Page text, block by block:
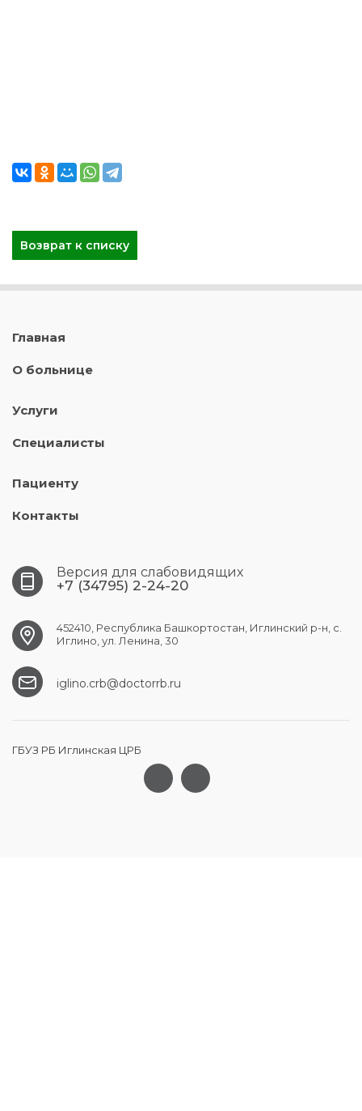
Возврат к списку
Главная
О больнице
Услуги
Специалисты
Пациенту
Контакты
Версия для слабовидящих
+7 (34795) 2-24-20
452410, Республика Башкортостан, Иглинский р-н, с.
Иглино, ул. Ленина, 30
iglino.crb@doctorrb.ru
ГБУЗ РБ Иглинская ЦРБ